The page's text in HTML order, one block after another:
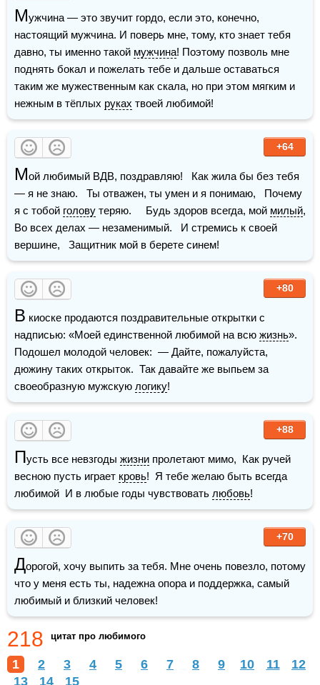
Мужчина — это звучит гордо, если это, конечно,
настоящий мужчина. И поверь мне, тому, кто знает тебя
давно, ты именно такой мужчина! Поэтому позволь мне
поднять бокал и пожелать тебе и дальше оставаться
таким же мужественным как скала, но при этом мягким и
нежным в тёплых руках твоей любимой!
+64
Мой любимый ВДВ, поздравляю!   Как жила бы без тебя
— я не знаю.   Ты отважен, ты умен и я понимаю,   Почему
я с тобой голову теряю.     Будь здоров всегда, мой милый,
Во всех делах — незаменимый.   И стремись к своей
вершине,   Защитник мой в берете синем!
+80
В киоске продаются поздравительные открытки с
надписью: «Моей единственной любимой на всю жизнь».
Подошел молодой человек:  — Дайте, пожалуйста,
дюжину таких открыток.  Так давайте же выпьем за
своеобразную мужскую логику!
+88
Пусть все невзгоды жизни пролетают мимо,  Как ручей
весною пусть играет кровь!  Я тебе желаю быть всегда
любимой  И в любые годы чувствовать любовь!
+70
Дорогой, хочу выпить за тебя. Мне очень повезло, потому
что у меня есть ты, надежна опора и поддержка, самый
любимый и близкий человек!
218 цитат про любимого
1 2 3 4 5 6 7 8 9 10 11
12
13
14 15